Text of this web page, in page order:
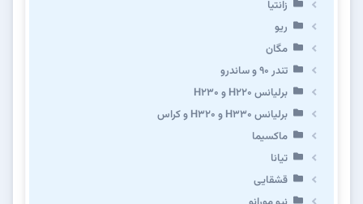
زانتیا
ریو
مگان
تندر ۹۰ و ساندرو
برلیانس H220 و H230
برلیانس H330 و H320 و کراس
ماکسیما
تیانا
قشقایی